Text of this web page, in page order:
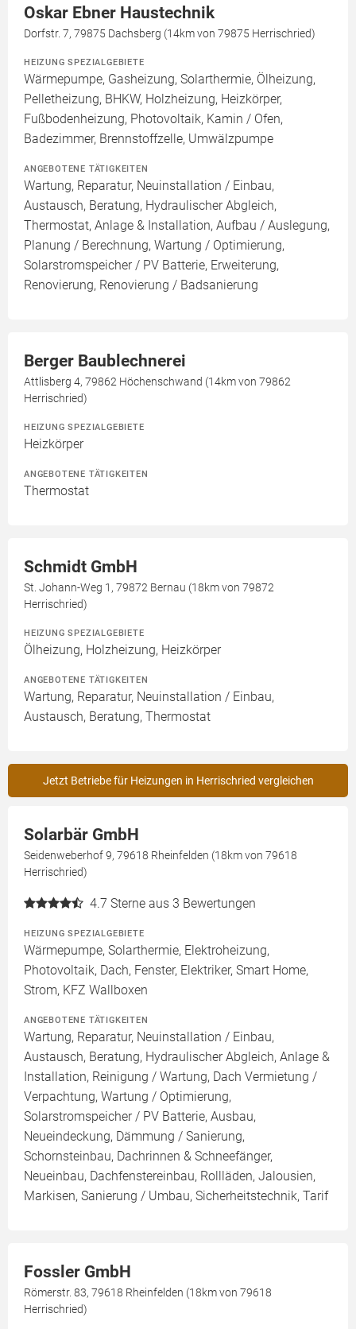
Oskar Ebner Haustechnik
Dorfstr. 7, 79875 Dachsberg (14km von 79875 Herrischried)
HEIZUNG SPEZIALGEBIETE
Wärmepumpe, Gasheizung, Solarthermie, Ölheizung,
Pelletheizung, BHKW, Holzheizung, Heizkörper,
Fußbodenheizung, Photovoltaik, Kamin / Ofen,
Badezimmer, Brennstoffzelle, Umwälzpumpe
ANGEBOTENE TÄTIGKEITEN
Wartung, Reparatur, Neuinstallation / Einbau,
Austausch, Beratung, Hydraulischer Abgleich,
Thermostat, Anlage & Installation, Aufbau / Auslegung,
Planung / Berechnung, Wartung / Optimierung,
Solarstromspeicher / PV Batterie, Erweiterung,
Renovierung, Renovierung / Badsanierung
Berger Baublechnerei
Attlisberg 4, 79862 Höchenschwand (14km von 79862
Herrischried)
HEIZUNG SPEZIALGEBIETE
Heizkörper
ANGEBOTENE TÄTIGKEITEN
Thermostat
Schmidt GmbH
St. Johann-Weg 1, 79872 Bernau (18km von 79872
Herrischried)
HEIZUNG SPEZIALGEBIETE
Ölheizung, Holzheizung, Heizkörper
ANGEBOTENE TÄTIGKEITEN
Wartung, Reparatur, Neuinstallation / Einbau,
Austausch, Beratung, Thermostat
Jetzt Betriebe für Heizungen in Herrischried vergleichen
Solarbär GmbH
Seidenweberhof 9, 79618 Rheinfelden (18km von 79618
Herrischried)
4.7 Sterne aus 3 Bewertungen
HEIZUNG SPEZIALGEBIETE
Wärmepumpe, Solarthermie, Elektroheizung,
Photovoltaik, Dach, Fenster, Elektriker, Smart Home,
Strom, KFZ Wallboxen
ANGEBOTENE TÄTIGKEITEN
Wartung, Reparatur, Neuinstallation / Einbau,
Austausch, Beratung, Hydraulischer Abgleich, Anlage &
Installation, Reinigung / Wartung, Dach Vermietung /
Verpachtung, Wartung / Optimierung,
Solarstromspeicher / PV Batterie, Ausbau,
Neueindeckung, Dämmung / Sanierung,
Schornsteinbau, Dachrinnen & Schneefänger,
Neueinbau, Dachfenstereinbau, Rollläden, Jalousien,
Markisen, Sanierung / Umbau, Sicherheitstechnik, Tarif
Fossler GmbH
Römerstr. 83, 79618 Rheinfelden (18km von 79618
Herrischried)